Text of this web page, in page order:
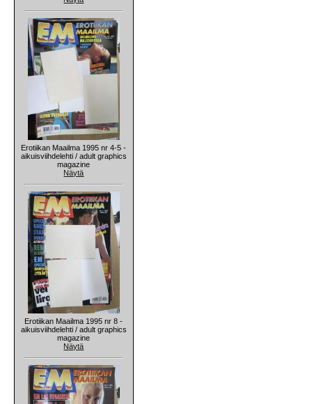
Erotiikan Maailma 1995 nr 4-5 -
aikuisviihdelehti / adult graphics
magazine
Näytä
Erotiikan Maailma 1995 nr 8 -
aikuisviihdelehti / adult graphics
magazine
Näytä